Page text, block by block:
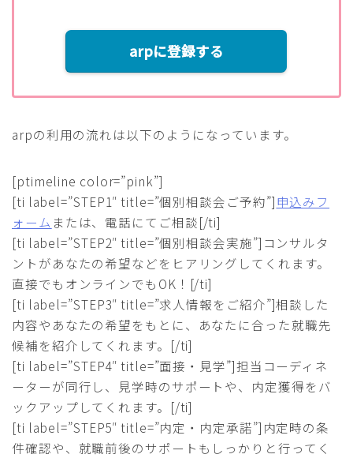
arpに登録する
arpの利用の流れは以下のようになっています。
[ptimeline color=”pink”]
[ti label=”STEP1″ title=”個別相談会ご予約”]申込みフ
ォーム または、電話にてご相談[/ti]
[ti label=”STEP2″ title=”個別相談会実施”]コンサルタ
ントがあなたの希望などをヒアリングしてくれます。
直接でもオンラインでもOK！[/ti]
[ti label=”STEP3″ title=”求人情報をご紹介”]相談した
内容やあなたの希望をもとに、あなたに合った就職先
候補を紹介してくれます。[/ti]
[ti label=”STEP4″ title=”面接・見学”]担当コーディネ
ーターが同行し、見学時のサポートや、内定獲得をバ
ックアップしてくれます。[/ti]
[ti label=”STEP5″ title=”内定・内定承諾”]内定時の条
件確認や、就職前後のサポートもしっかりと行ってく